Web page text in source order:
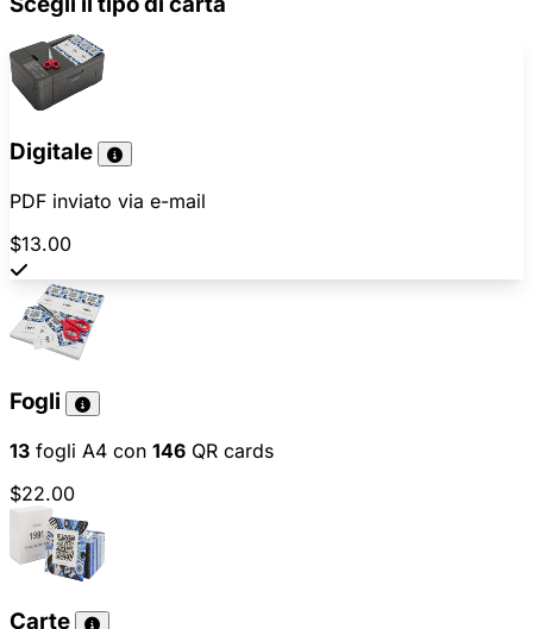
Digitale
PDF inviato via e-mail
$13.00
Fogli
13 fogli A4 con 146 QR cards
$22.00
Carte